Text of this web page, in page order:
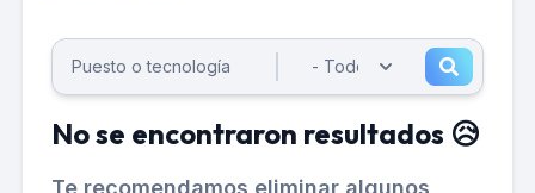
No se encontraron resultados 😥
Te recomendamos eliminar algunos